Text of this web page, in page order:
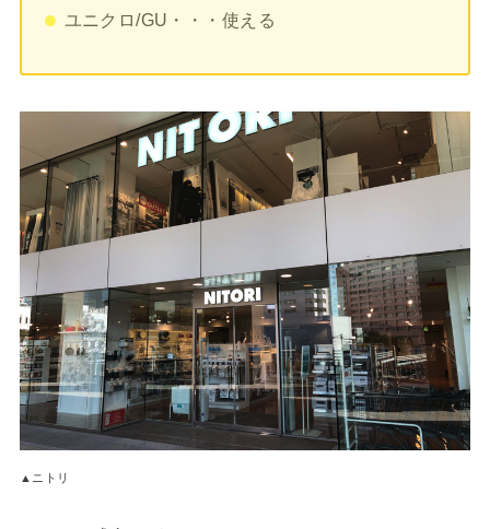
ユニクロ/GU・・・使える
▲ニトリ